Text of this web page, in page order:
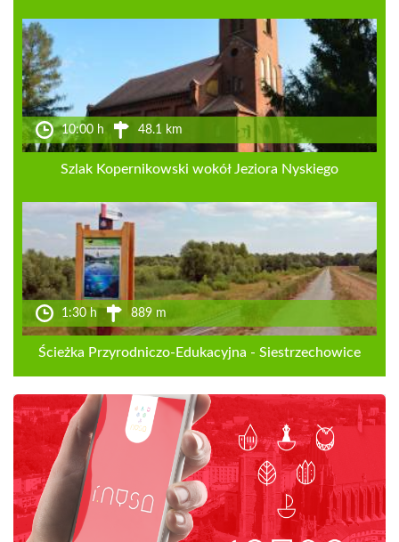
10:00 h 48.1 km
Szlak Kopernikowski wokół Jeziora Nyskiego
1:30 h 889 m
Ścieżka Przyrodniczo-Edukacyjna - Siestrzechowice